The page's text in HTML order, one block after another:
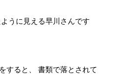
うに見える早川さんです
すると、
書類で落とされて